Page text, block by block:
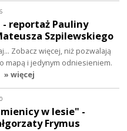
reportaż Pauliny
Szpilewskiego
Zobacz więcej, niż pozwalają
mapą i jedynym odniesieniem.
» więcej
w lesie" -
Frymus